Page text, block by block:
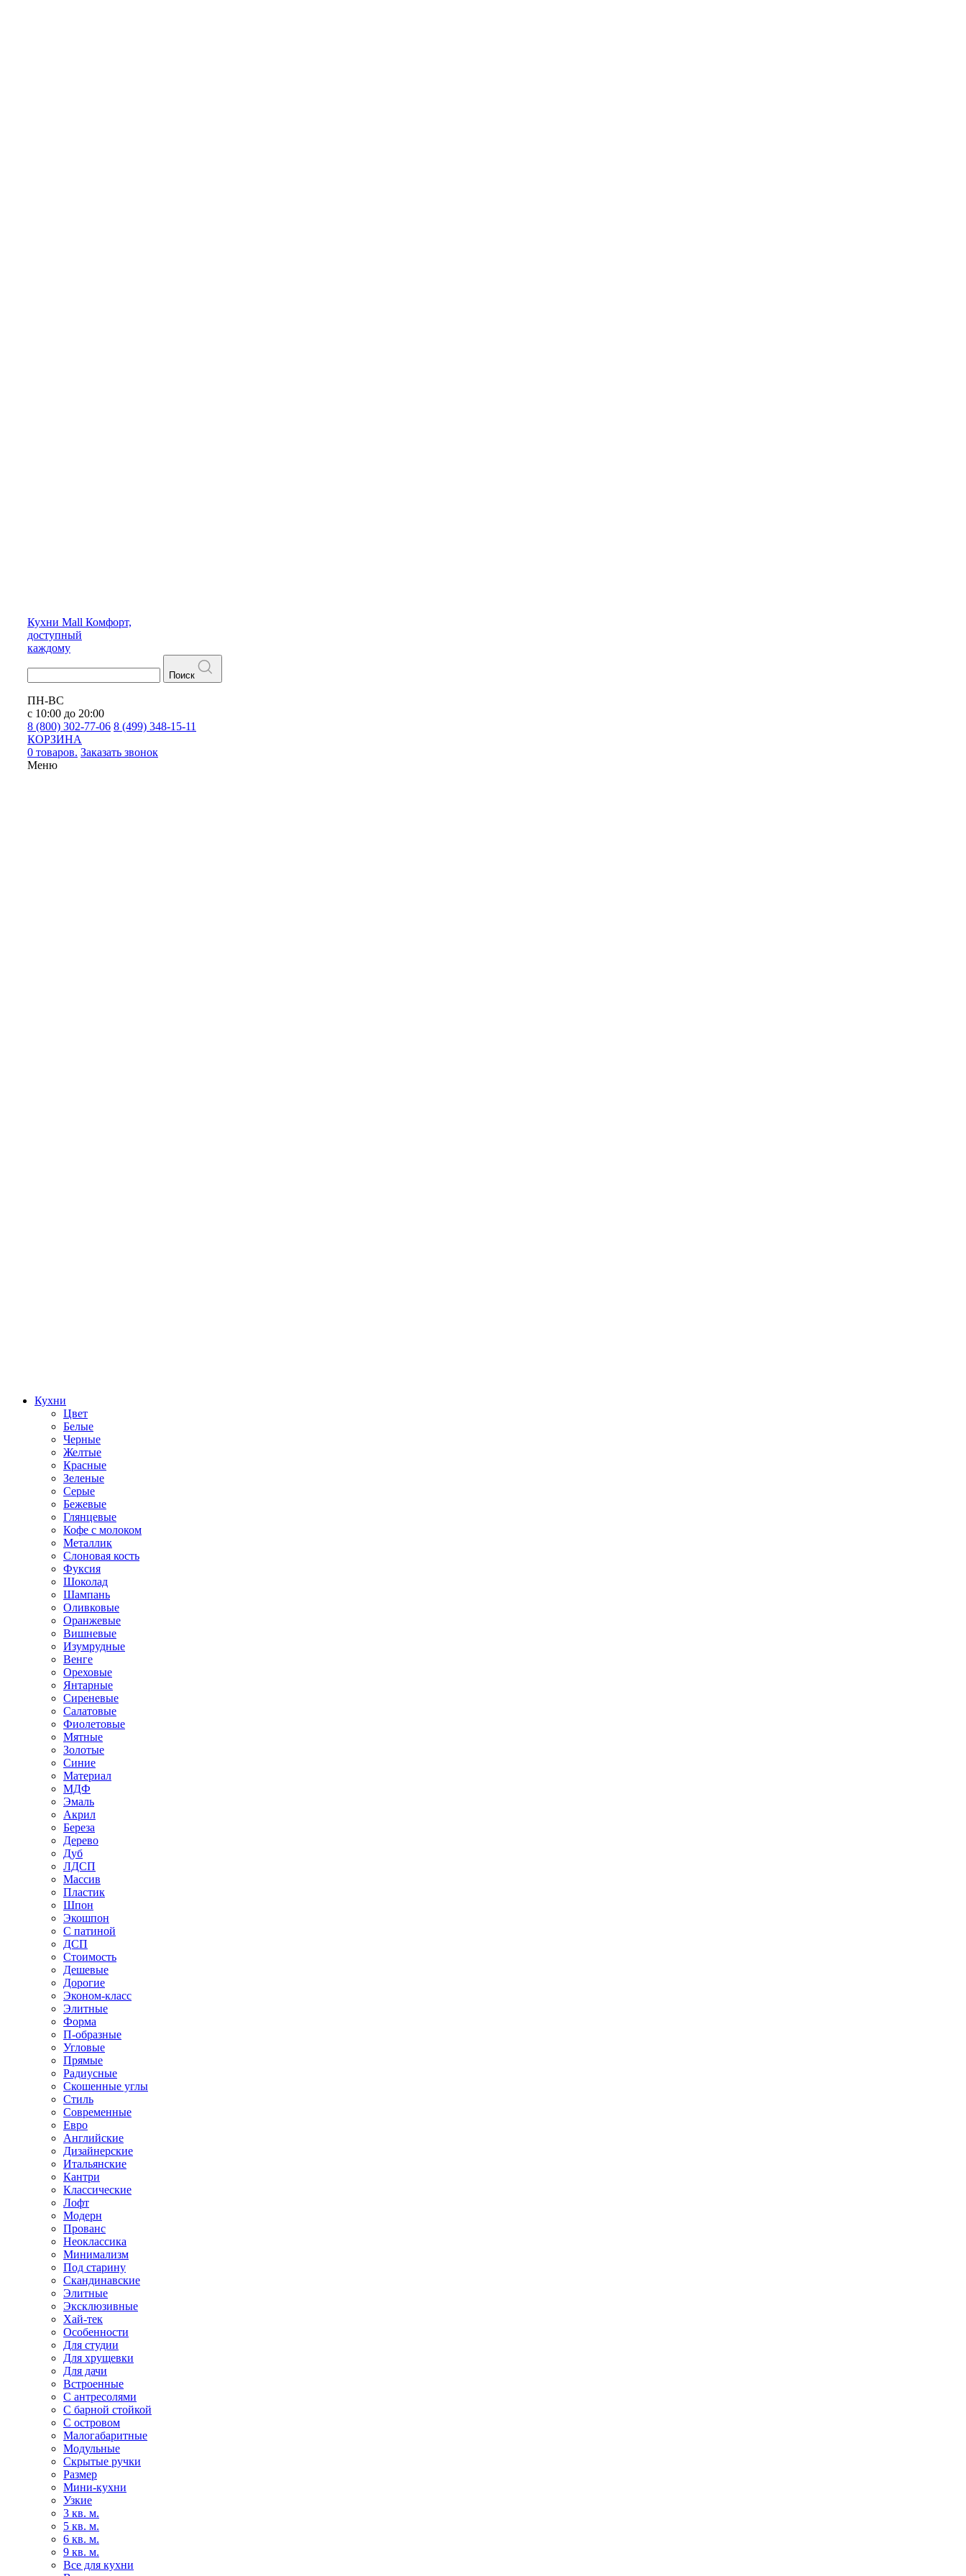
Кухни Mall Комфорт,
доступный
каждому
Поиск
ПН-ВС
с 10:00 до 20:00
8 (800) 302-77-06 8 (499) 348-15-11
КОРЗИНА
0 товаров. Заказать звонок
Меню
Кухни
Цвет
Белые
Черные
Желтые
Красные
Зеленые
Серые
Бежевые
Глянцевые
Кофе с молоком
Металлик
Слоновая кость
Фуксия
Шоколад
Шампань
Оливковые
Оранжевые
Вишневые
Изумрудные
Венге
Ореховые
Янтарные
Сиреневые
Салатовые
Фиолетовые
Мятные
Золотые
Синие
Материал
МДФ
Эмаль
Акрил
Береза
Дерево
Дуб
ЛДСП
Массив
Пластик
Шпон
Экошпон
С патиной
ДСП
Стоимость
Дешевые
Дорогие
Эконом-класс
Элитные
Форма
П-образные
Угловые
Прямые
Радиусные
Скошенные углы
Стиль
Современные
Евро
Английские
Дизайнерские
Итальянские
Кантри
Классические
Лофт
Модерн
Прованс
Неоклассика
Минимализм
Под старину
Скандинавские
Элитные
Эксклюзивные
Хай-тек
Особенности
Для студии
Для хрущевки
Для дачи
Встроенные
С антресолями
С барной стойкой
С островом
Малогабаритные
Модульные
Скрытые ручки
Размер
Мини-кухни
Узкие
3 кв. м.
5 кв. м.
6 кв. м.
9 кв. м.
Все для кухни